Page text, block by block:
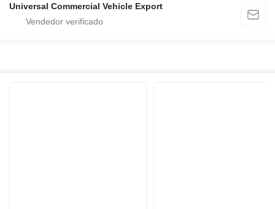
Universal Commercial Vehicle Export